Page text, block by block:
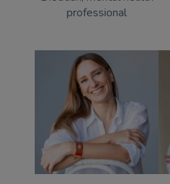
professional